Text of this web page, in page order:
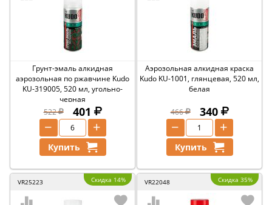
Грунт-эмаль алкидная
аэрозольная по ржавчине Kudo
KU-319005, 520 мл, угольно-
черная
522
401
+
−
Купить
Аэрозольная алкидная краска
Kudo KU-1001, глянцевая, 520 мл,
белая
466 340
+
−
Купить
VR25223 Скидка 14% VR22048 Скидка 35%